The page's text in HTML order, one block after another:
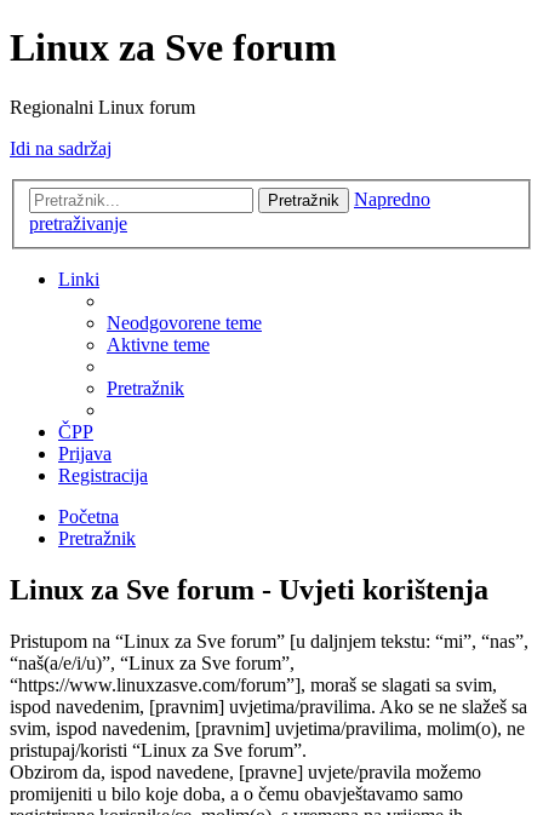
Linux za Sve forum
Regionalni Linux forum
Idi na sadržaj
Pretražnik
Napredno
pretraživanje
Linki
Neodgovorene teme
Aktivne teme
Pretražnik
ČPP
Prijava
Registracija
Početna
Pretražnik
Linux za Sve forum - Uvjeti korištenja
Pristupom na “Linux za Sve forum” [u daljnjem tekstu: “mi”, “nas”,
“naš(a/e/i/u)”, “Linux za Sve forum”,
“https://www.linuxzasve.com/forum”], moraš se slagati sa svim,
ispod navedenim, [pravnim] uvjetima/pravilima. Ako se ne slažeš sa
svim, ispod navedenim, [pravnim] uvjetima/pravilima, molim(o), ne
pristupaj/koristi “Linux za Sve forum”.
Obzirom da, ispod navedene, [pravne] uvjete/pravila možemo
promijeniti u bilo koje doba, a o čemu obavještavamo samo